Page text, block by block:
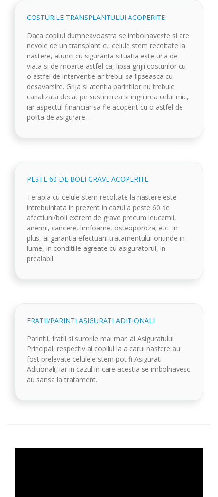
COSTURILE TRANSPLANTULUI ACOPERITE
Daca copilul dumneavoastra se imbolnaveste si are
nevoie de un transplant cu celule stem recoltate la
nastere, atunci cu siguranta situatia este una de
viata si de moarte astfel ca, lipsa grijii costurilor cu
o astfel de interventie ar trebui sa lipseasca cu
desavarsire. Grija si atentia parintilor nu trebuie
canalizata decat pe sustinerea si ingrijirea celui mic,
iar aspectul financiar sa fie acoperit cu o astfel de
polita de asigurare.
PESTE 60 DE BOLI GRAVE ACOPERITE
Terapia cu celule stem recoltate la nastere este
intrebuintata in prezent in cazul a peste 60 de
afectiuni/boli extrem de grave precum leucemii,
anemii, cancere, limfoame, osteoporoza; etc. In
plus, ai garantia efectuarii tratamentului oriunde in
lume, in conditiile agreate cu asiguratorul, in
prealabil.
FRATII/PARINTI ASIGURATI ADITIONALI
Parintii, fratii si surorile mai mari ai Asiguratului
Principal, respectiv ai copilul la a carui nastere au
fost prelevate celulele stem pot fi Asigurati
Aditionali, iar in cazul in care acestia se imbolnavesc
au sansa la tratament.